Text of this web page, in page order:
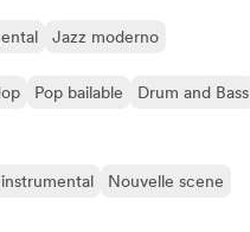
Jazz moderno
Pop bailable
Drum and Bass
Nouvelle scene